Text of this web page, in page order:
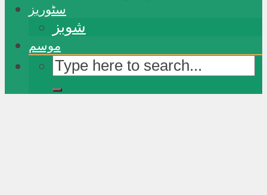
سٹوریز
شوبز
موسم